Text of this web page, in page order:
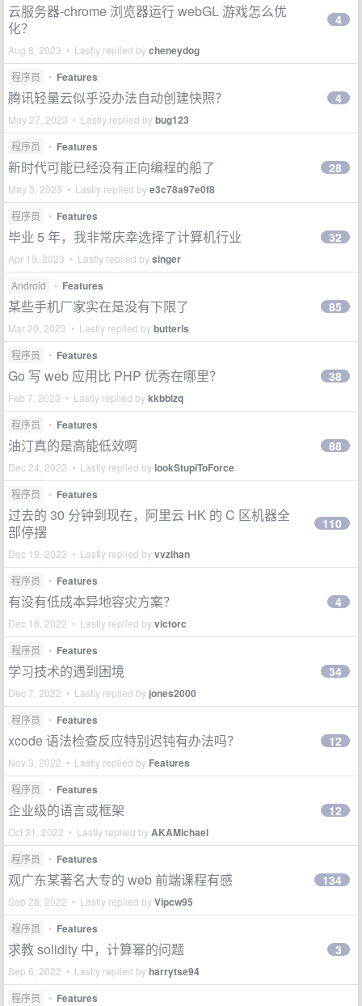
云服务器-chrome 浏览器运行 webGL 游戏怎么优
化？
Aug 8, 2023 • Lastly replied bycheneydog
4
程序员 • Features
腾讯轻量云似乎没办法自动创建快照？
May 27, 2023 • Lastly replied bybug123
4
程序员 • Features
新时代可能已经没有正向编程的船了
May 3, 2023 • Lastly replied bye3c78a97e0f8
28
程序员 • Features
毕业 5 年，我非常庆幸选择了计算机行业
Apr 19, 2023 • Lastly replied bysinger
32
Android • Features
某些手机厂家实在是没有下限了
Mar 20, 2023 • Lastly replied bybutterls
85
程序员 • Features
Go 写 web 应用比 PHP 优秀在哪里？
Feb 7, 2023 • Lastly replied bykkbblzq
38
程序员 • Features
油汀真的是高能低效啊
Dec 24, 2022 • Lastly replied bylookStupiToForce
88
程序员 • Features
过去的 30 分钟到现在，阿里云 HK 的 C 区机器全
部停摆
Dec 19, 2022 • Lastly replied byvvzihan
110
程序员 • Features
有没有低成本异地容灾方案？
Dec 18, 2022 • Lastly replied byvictorc
4
程序员 • Features
学习技术的遇到困境
Dec 7, 2022 • Lastly replied by jones2000
34
程序员 • Features
xcode 语法检查反应特别迟钝有办法吗？
Nov 3, 2022 • Lastly replied by Features
12
程序员 • Features
企业级的语言或框架
Oct 31, 2022 • Lastly replied byAKAMichael
12
程序员 • Features
观广东某著名大专的 web 前端课程有感
Sep 28, 2022 • Lastly replied byVipcw95
134
程序员 • Features
求教 solidity 中，计算幂的问题
Sep 6, 2022 • Lastly replied byharrytse94
3
程序员 • Features